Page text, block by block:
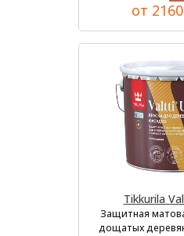
от
Tikkurila
Защитная
дощатых